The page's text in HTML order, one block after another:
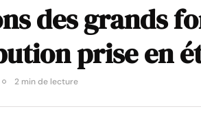
des grands
prise en
2 min de lecture